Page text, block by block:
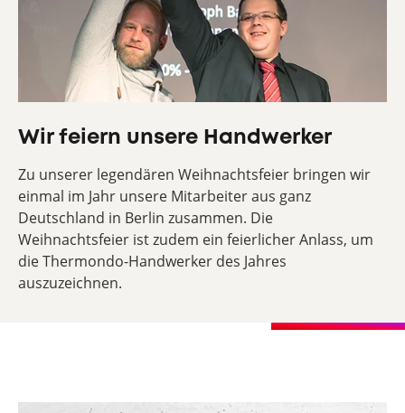
Wir feiern unsere Handwerker
Zu unserer legendären Weihnachtsfeier bringen wir
einmal im Jahr unsere Mitarbeiter aus ganz
Deutschland in Berlin zusammen. Die
Weihnachtsfeier ist zudem ein feierlicher Anlass, um
die Thermondo-Handwerker des Jahres
auszuzeichnen.